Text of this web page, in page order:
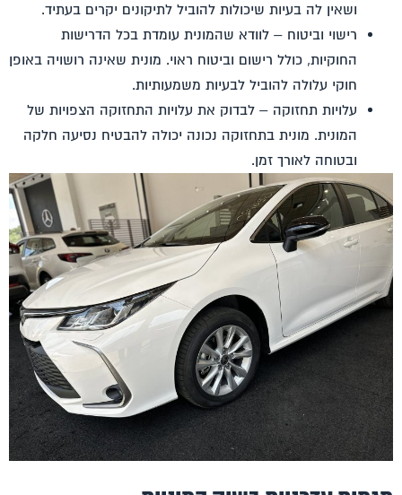
ושאין לה בעיות שיכולות להוביל לתיקונים יקרים בעתיד.
רישוי וביטוח – לוודא שהמונית עומדת בכל הדרישות
החוקיות, כולל רישום וביטוח ראוי. מונית שאינה רושויה באופן
חוקי עלולה להוביל לבעיות משמעותיות.
עלויות תחזוקה – לבדוק את עלויות התחזוקה הצפויות של
המונית. מונית בתחזוקה נכונה יכולה להבטיח נסיעה חלקה
ובטוחה לאורך זמן.